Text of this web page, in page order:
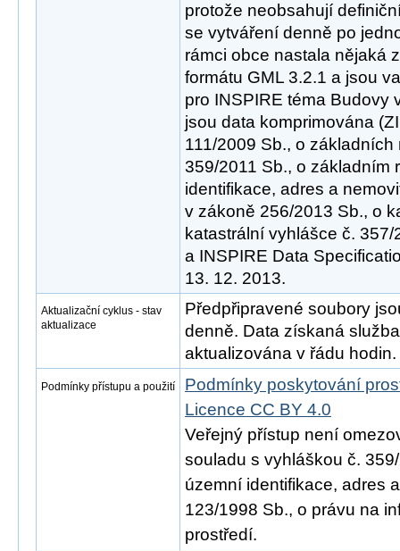
protože neobsahují
se vytváření denně po
rámci obce nastala nějaká
formátu GML 3.2.1 a jsou
pro INSPIRE téma Budovy
jsou data komprimována
111/2009 Sb., o
359/2011 Sb., o základním
identifikace, adres a
v zákoně 256/2013 Sb., o
katastrální vyhlášce č.
a INSPIRE Data
13. 12. 2013.
Aktualizační cyklus - stav
aktualizace
Předpřipravené soubory
denně. Data získaná
aktualizována v řádu hodin.
Podmínky přístupu a použití
Podmínky poskytování
Licence CC BY 4.0
Veřejný přístup není
souladu s vyhláškou č.
územní identifikace, adres
123/1998 Sb., o právu na
prostředí.